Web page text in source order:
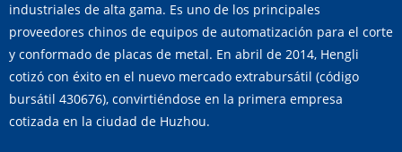
industriales de alta gama. Es uno de los principales
proveedores chinos de equipos de automatización para el corte
y conformado de placas de metal. En abril de 2014, Hengli
cotizó con éxito en el nuevo mercado extrabursátil (código
bursátil 430676), convirtiéndose en la primera empresa
cotizada en la ciudad de Huzhou.